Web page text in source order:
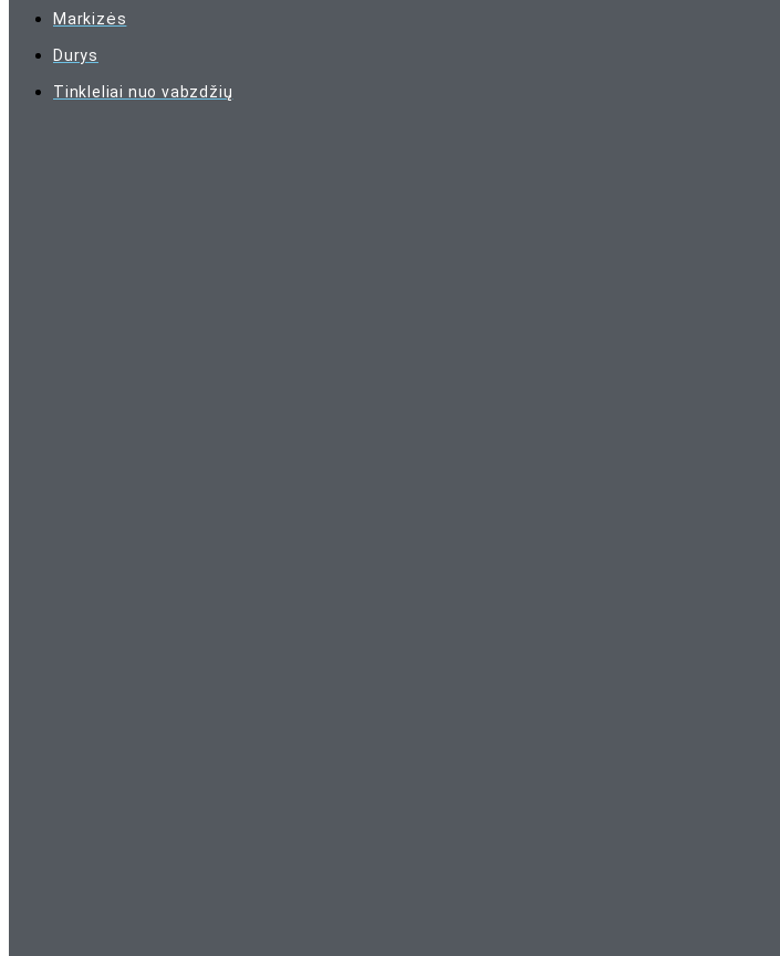
Markizės
Durys
Tinkleliai nuo vabzdžių